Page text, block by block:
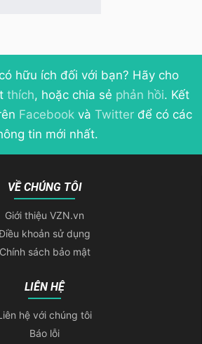
hữu ích đối với bạn? Hãy cho
thích, hoặc chia sẻ phản hồi. Kết
Facebook và Twitter để có các
tin mới nhất.
VỀ CHÚNG TÔI
Giới thiệu VZN.vn
khoản sử dụng
Chính sách bảo mật
LIÊN HỆ
hệ với chúng tôi
Báo lỗi